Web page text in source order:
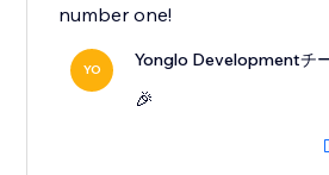
number one!
YO Yonglo Developmentチ
🎉